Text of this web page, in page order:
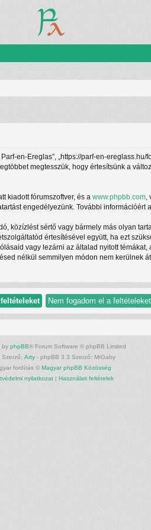
en-Ereglas”, „https://parf-en-
megtesszük, hogy értesítsünk a
kiadott fórumszoftver, és a www.phpbb.com,
engedélyezünk. További információért
közízlést sértő vagy bármely más olyan
értesítésével együtt, ha ezt
vagy lezárni az általad nyitott
nélkül semmilyen módon nem
by phpBB® Forum Software © phpBB Limited
Szerző: Arty - phpBB 3.3 Szerző: MrGaby
fordítás © Magyar phpBB Közösség
nyilatkozat| Használati feltételek